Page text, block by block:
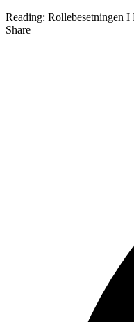
Reading: Rollebesetningen
Share